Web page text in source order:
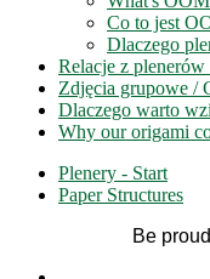
Co to jest
Dlaczego
Relacje z
Zdjęcia grupowe /
Dlaczego warto
Why our origami
Plenery - Start
Paper Structures
Be